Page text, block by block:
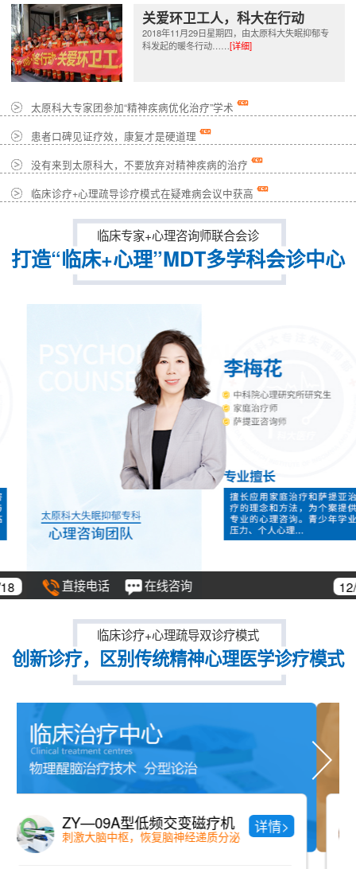
关爱环卫工人，科大在行动
2018年11月29日星期四，由太原科大失眠抑郁专
科发起的暖冬行动……[详细]
太原科大专家团参加“精神疾病优化治疗”学术
患者口碑见证疗效，康复才是硬道理
没有来到太原科大，不要放弃对精神疾病的治疗
临床诊疗+心理疏导诊疗模式在疑难病会议中获高
临床专家+心理咨询师联合会诊
打造“临床+心理”MDT多学科会诊中心
直接电话 在线咨询 12/18
临床诊疗+心理疏导双诊疗模式
创新诊疗，区别传统精神心理医学诊疗模式
中药药浴
纯中药配方、老少咸宜
详情>